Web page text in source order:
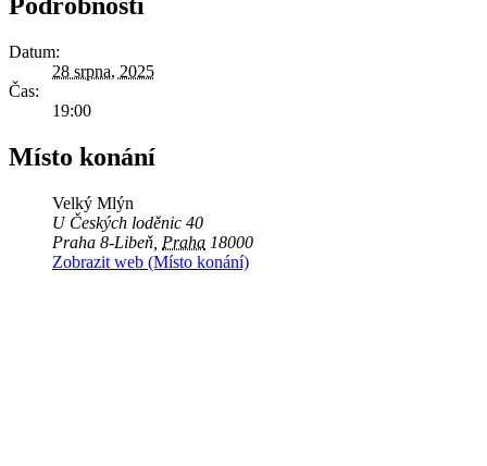
Datum:
28 srpna, 2025
Čas:
19:00
Místo konání
Velký Mlýn
U Českých loděnic 40
Praha 8-Libeň Praha 18000
Zobrazit web (Místo konání)